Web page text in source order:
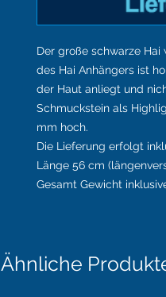
Der große schwarze
des Hai Anhängers ist
der Haut anliegt und
Schmuckstein als
mm hoch.
Die Lieferung erfolgt
Länge 56 cm
Gesamt Gewicht
Ähnliche